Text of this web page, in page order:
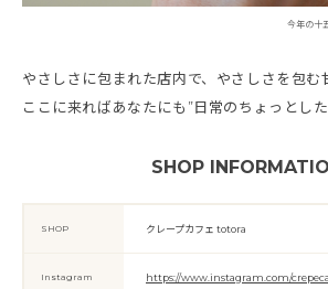
今年の十
やさしさに包まれた店内で、やさしさを包む
ここに来ればあなたにも”日常のちょっとした
SHOP
SHOP クレープカフェ totora
Instagram https://www.instagram.com/